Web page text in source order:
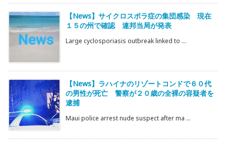
【News】サイクロスポラ症の集団感染 現在
１５の州で確認 連邦当局が発表
Large cyclosporiasis outbreak linked to ...
【News】ラハイナのリゾートコンドで６０代
の男性が死亡 警察が２０歳の全裸の容疑者を
逮捕
Maui police arrest nude suspect after ma ...